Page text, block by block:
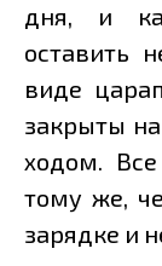
дня, и
оставить
виде
закрыты
ходом.
тому же,
зарядке и